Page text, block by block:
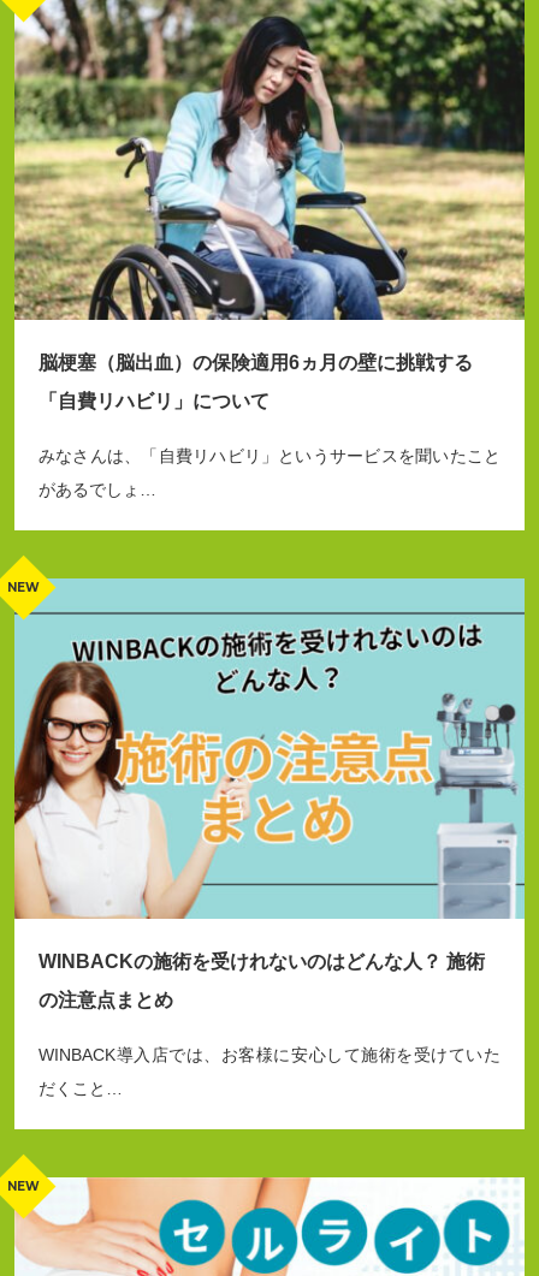
脳梗塞（脳出血）の保険適用6ヵ月の壁に挑戦する
「自費リハビリ」について
みなさんは、「自費リハビリ」というサービスを聞いたこと
があるでしょ…
WINBACKの施術を受けれないのはどんな人？ 施術
の注意点まとめ
WINBACK導入店では、お客様に安心して施術を受けていた
だくこと…